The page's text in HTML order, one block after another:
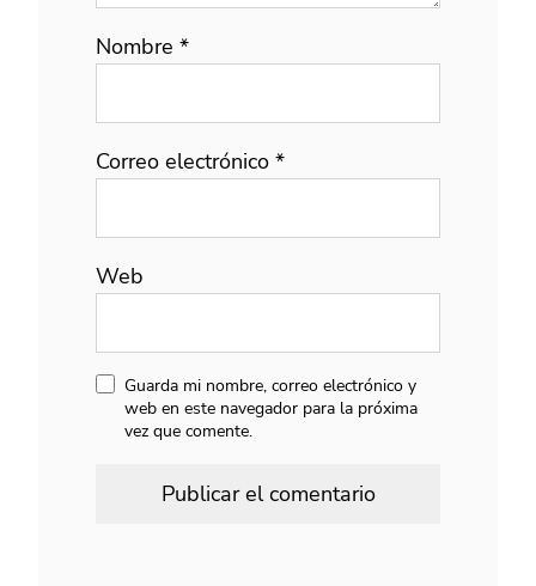
Nombre *
Correo electrónico *
Web
Guarda mi nombre, correo electrónico y
web en este navegador para la próxima
vez que comente.